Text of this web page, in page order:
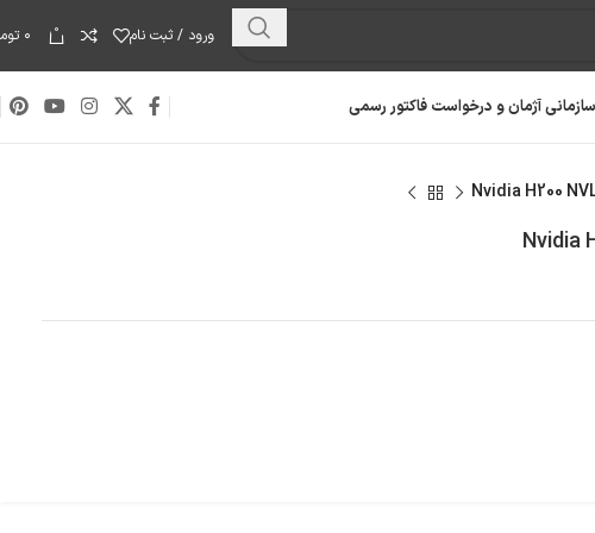
ورود / ثبت نام 0 ۰
آژمان و درخواست فاکتور رسمی